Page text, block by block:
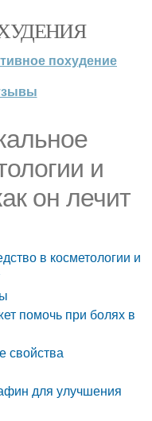
похудение
и
он лечит
в косметологии и
помочь при болях в
свойства
для улучшения